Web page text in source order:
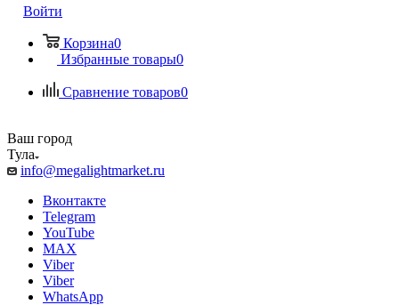
Войти
Корзина0
Избранные товары0
Сравнение товаров0
Ваш город
Тула
info@megalightmarket.ru
Вконтакте
Telegram
YouTube
MAX
Viber
Viber
WhatsApp